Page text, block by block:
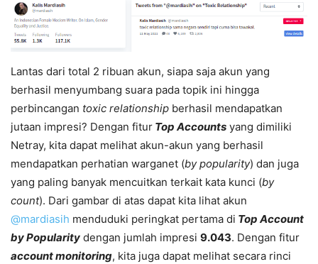
Lantas dari total 2 ribuan akun, siapa saja akun yang
berhasil menyumbang suara pada topik ini hingga
perbincangan toxic relationship berhasil mendapatkan
jutaan impresi? Dengan fitur Top Accounts yang dimiliki
Netray, kita dapat melihat akun-akun yang berhasil
mendapatkan perhatian warganet (by popularity) dan juga
yang paling banyak mencuitkan terkait kata kunci (by
count). Dari gambar di atas dapat kita lihat akun
@mardiasih menduduki peringkat pertama di Top Account
by Popularity dengan jumlah impresi 9.043. Dengan fitur
account monitoring, kita juga dapat melihat secara rinci